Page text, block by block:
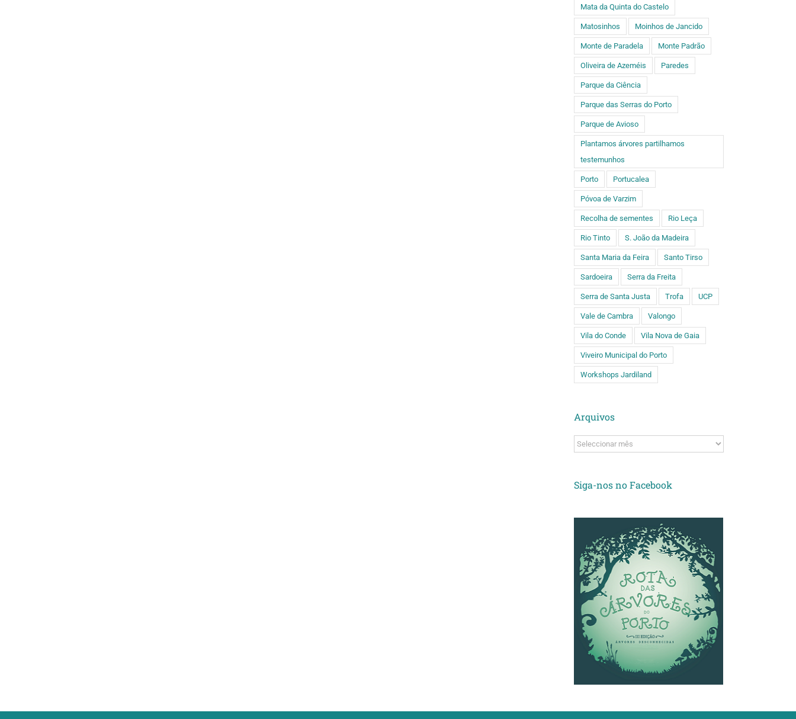
Mata da Quinta do Castelo
Matosinhos Moinhos de Jancido
Monte de Paradela Monte Padrão
Oliveira de Azeméis Paredes
Parque da Ciência
Parque das Serras do Porto
Parque de Avioso
Plantamos árvores partilhamos
testemunhos
Porto Portucalea
Póvoa de Varzim
Recolha de sementes Rio Leça
Rio Tinto S. João da Madeira
Santa Maria da Feira Santo Tirso
Sardoeira Serra da Freita
Serra de Santa Justa Trofa UCP
Vale de Cambra Valongo
Vila do Conde Vila Nova de Gaia
Viveiro Municipal do Porto
Workshops Jardiland
Arquivos
Arquivos
Siga-nos no Facebook